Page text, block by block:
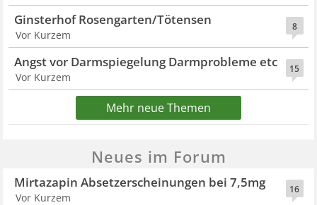
8
Ginsterhof Rosengarten/Tötensen
Vor Kurzem
15
Angst vor Darmspiegelung Darmprobleme etc
Vor Kurzem
Mehr neue Themen
Neues im Forum
16
Mirtazapin Absetzerscheinungen bei 7,5mg
Vor Kurzem